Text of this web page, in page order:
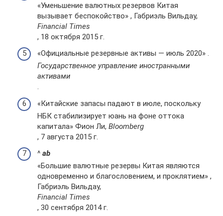
«Уменьшение валютных резервов Китая
вызывает беспокойство» , Габриэль Вильдау,
Financial Times
, 18 октября 2015 г.
«Официальные резервные активы — июль 2020» .
Государственное управление иностранными
активами
.
«Китайские запасы падают в июле, поскольку
НБК стабилизирует юань на фоне оттока
капитала» Фион Ли, Bloomberg
, 7 августа 2015 г.
^ ab
«Большие валютные резервы Китая являются
одновременно и благословением, и проклятием» ,
Габриэль Вильдау,
Financial Times
, 30 сентября 2014 г.